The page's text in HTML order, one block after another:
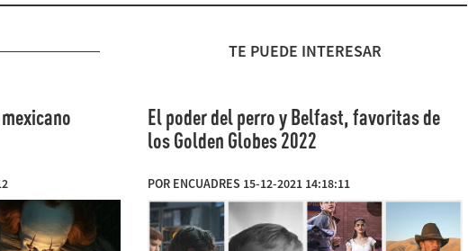
TE PUEDE INTERESAR
El poder del perro y Belfast, favoritas de
los Golden Globes 2022
POR ENCUADRES 15-12-2021 14:18:11